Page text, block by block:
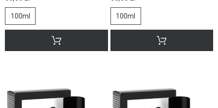
100ml 100ml